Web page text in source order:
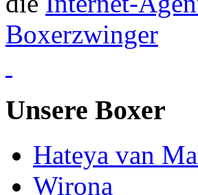
Boxerzwinger
Unsere Boxer
Hateya van
Wirona